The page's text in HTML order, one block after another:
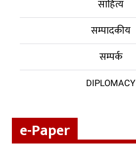
साहित्य
सम्पादकीय
सम्पर्क
DIPLOMACY
e-Paper